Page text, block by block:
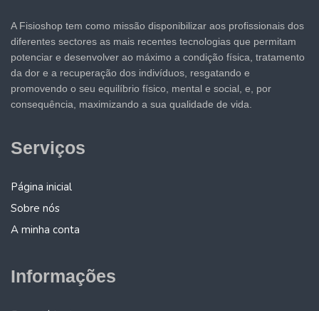
A Fisioshop tem como missão disponibilizar aos profissionais dos
diferentes sectores as mais recentes tecnologias que permitam
potenciar e desenvolver ao máximo a condição física, tratamento
da dor e a recuperação dos indivíduos, resgatando e
promovendo o seu equilíbrio físico, mental e social, e, por
consequência, maximizando a sua qualidade de vida.
Serviços
Página inicial
Sobre nós
A minha conta
Informações